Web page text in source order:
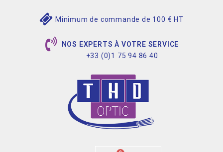
Minimum de commande de 100 € HT
NOS EXPERTS À VOTRE SERVICE
+33 (0)1 75 94 86 40